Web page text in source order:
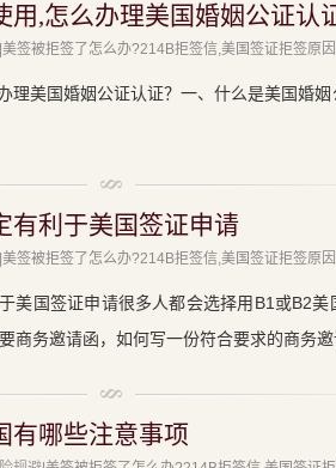
用,怎么办理美国婚姻公证认
|美签被拒签了怎么办?214B拒签信,美国签证拒签原
理美国婚姻公证认证？一、什么是美国婚
有利于美国签证申请
|美签被拒签了怎么办?214B拒签信,美国签证拒签原
美国签证申请很多人都会选择用B1或B2美
商务邀请函，如何写一份符合要求的商务邀
有哪些注意事项